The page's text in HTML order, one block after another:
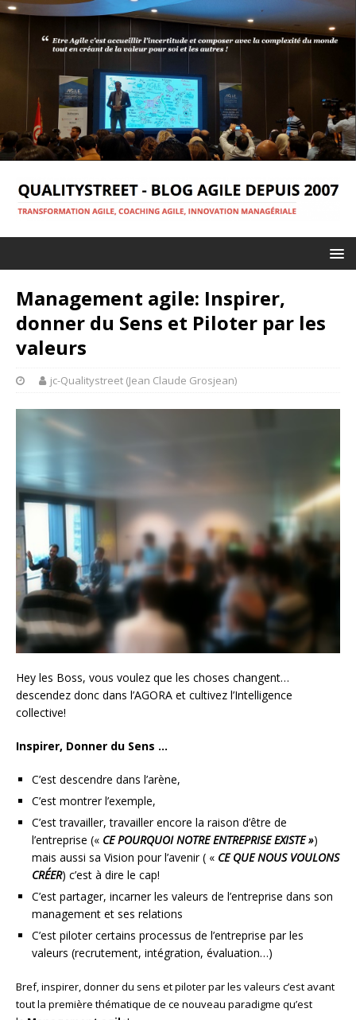
Management agile: Inspirer,
donner du Sens et Piloter par les
valeurs
jc-Qualitystreet (Jean Claude Grosjean)
Hey les Boss, vous voulez que les choses changent…
descendez donc dans l’AGORA et cultivez l’Intelligence
collective!
Inspirer, Donner du Sens …
C’est descendre dans l’arène,
C’est montrer l’exemple,
C’est travailler, travailler encore la raison d’être de
l’entreprise (« CE POURQUOI NOTRE ENTREPRISE EXISTE »)
mais aussi sa Vision pour l’avenir ( « CE QUE NOUS VOULONS
CRÉER) c’est à dire le cap!
C’est partager, incarner les valeurs de l’entreprise dans son
management et ses relations
C’est piloter certains processus de l’entreprise par les
valeurs (recrutement, intégration, évaluation…)
Bref, inspirer, donner du sens et piloter par les valeurs c’est avant
tout la première thématique de ce nouveau paradigme qu’est